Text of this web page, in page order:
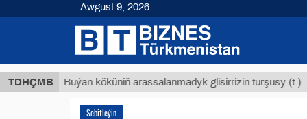
TDHÇMB
Buýan köküniň arassalanmadyk glisirrizin turşusy (t.)
Sebitleýin
Awgust 9, 2026